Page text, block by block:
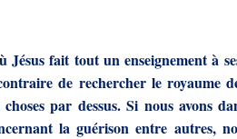
Jésus fait tout un enseignement à
de rechercher le royaume
par dessus. Si nous avons
la guérison entre autres,